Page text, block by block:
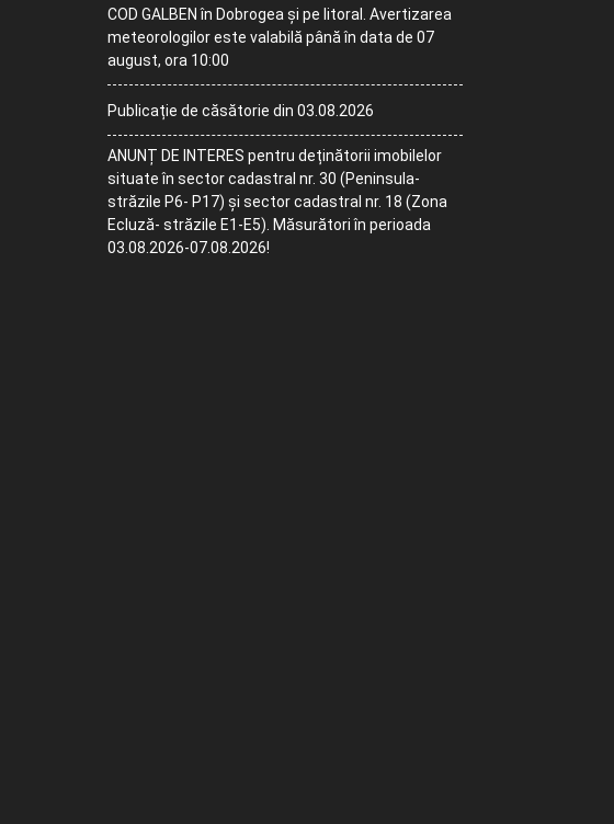
COD GALBEN în Dobrogea și pe litoral. Avertizarea
meteorologilor este valabilă până în data de 07
august, ora 10:00
Publicație de căsătorie din 03.08.2026
ANUNȚ DE INTERES pentru deținătorii imobilelor
situate în sector cadastral nr. 30 (Peninsula-
străzile P6- P17) și sector cadastral nr. 18 (Zona
Ecluză- străzile E1-E5). Măsurători în perioada
03.08.2026-07.08.2026!